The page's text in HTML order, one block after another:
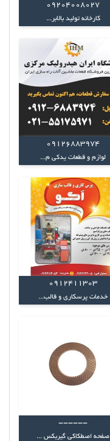
09204008027
کارخانه تولید بالابر...
09126883974
لوازم و قطعات یدکی م...
0912411303
خدمات پرسکاری و قالب...
------
صفحه اصطکاکی گیربکس ...